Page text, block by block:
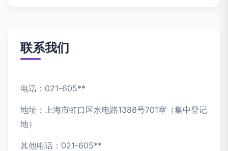
联系我们
电话：021-605**
地址：上海市虹口区水电路1388号701室（集中登记
地）
其他电话：021-605**